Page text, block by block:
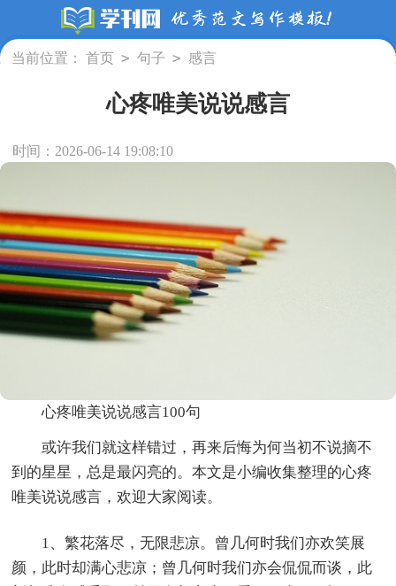
当前位置： 首页 > 句子 > 感言
心疼唯美说说感言
时间：2026-06-14 19:08:10
心疼唯美说说感言100句
或许我们就这样错过，再来后悔为何当初不说摘不
到的星星，总是最闪亮的。本文是小编收集整理的心疼
唯美说说感言，欢迎大家阅读。
1、繁花落尽，无限悲凉。曾几何时我们亦欢笑展
颜，此时却满心悲凉；曾几何时我们亦会侃侃而谈，此